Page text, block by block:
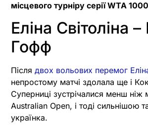
місцевого турніру серії WTA
Еліна Світоліна
Гофф
Після двох вольових перемог
непростому матчі здолала ще і
Суперниці зустрічалися менш ніж
Australian Open, і тоді сильнішою
українка.